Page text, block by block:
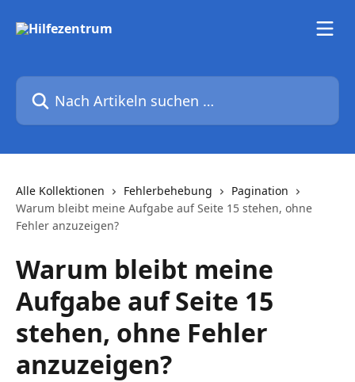
Nach Artikeln suchen …
Alle Kollektionen Fehlerbehebung
Pagination
Warum bleibt meine Aufgabe auf Seite 15 stehen, ohne
Fehler anzuzeigen?
Warum bleibt meine
Aufgabe auf Seite 15
stehen, ohne Fehler
anzuzeigen?